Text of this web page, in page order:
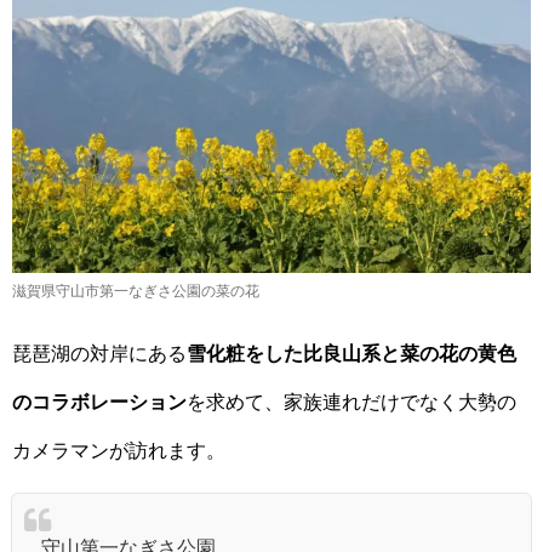
滋賀県守山市第一なぎさ公園の菜の花
琵琶湖の対岸にある雪化粧をした比良山系と菜の花の黄色
のコラボレーションを求めて、家族連れだけでなく大勢の
カメラマンが訪れます。
守山第一なぎさ公園。